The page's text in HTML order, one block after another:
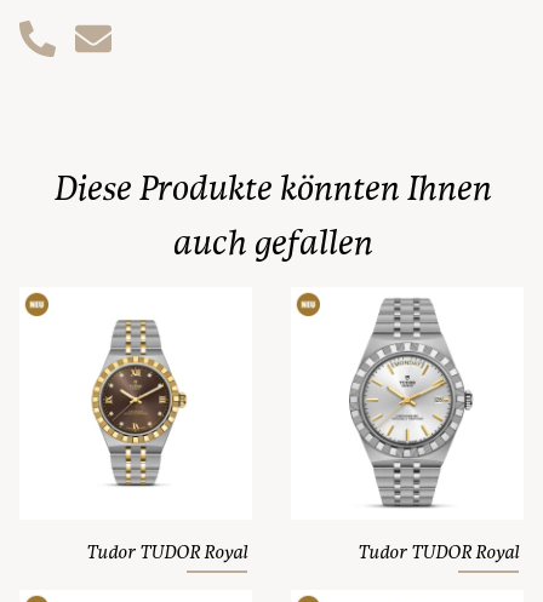
Diese Produkte könnten Ihnen
auch gefallen
Tudor TUDOR Royal Tudor TUDOR Royal